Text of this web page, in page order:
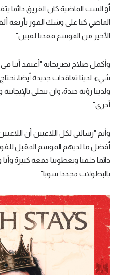
في المونديال
رياضة نسائية
أمريكا
ركن الألعاب
Gamers
تحقيق في الجول
تحليل في الجول
حكايات في الجول
فيديو في الجول
أو الست الماضية كان الفريق دائما
الماضي كنا على وشك الفوز بأربعة
الأخير من الموسم فقدنا لقبين".
وأكمل صلاح تصريحاته "أعتقد أننا
شيء، لدينا تعاقدات جديدة أيضا،
ولدينا رؤية جيدة، وان نتحلى
أخرى".
وأتم "رسالتي لكل اللاعبين أن
أفضل ما لديهم الموسم المقبل للفوز
دائما خلفنا وتعطوننا دفعة كبيرة
بالبطولات مجددا سويا".